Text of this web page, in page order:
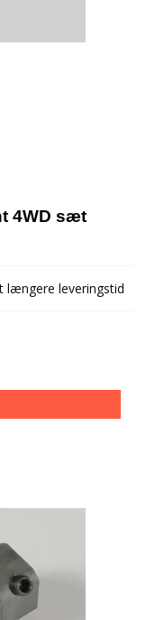
4WD sæt
længere leveringstid